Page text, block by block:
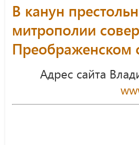
В канун
митрополии
Преображенском
Адрес сайта